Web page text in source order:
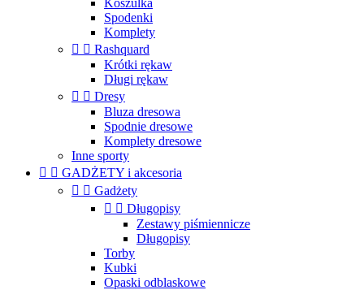
Koszulka
Spodenki
Komplety
  Rashquard
Krótki rękaw
Długi rękaw
  Dresy
Bluza dresowa
Spodnie dresowe
Komplety dresowe
Inne sporty
  GADŻETY i akcesoria
  Gadżety
  Długopisy
Zestawy piśmiennicze
Długopisy
Torby
Kubki
Opaski odblaskowe